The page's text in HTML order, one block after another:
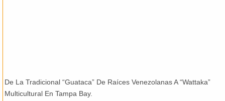
De La Tradicional “Guataca” De Raíces Venezolanas A “Wattaka”
Multicultural En Tampa Bay.